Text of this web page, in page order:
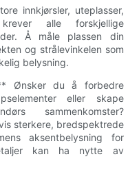
innkjørsler, uteplasser,
alle forskjellige
Å måle plassen din
og strålevinkelen som
belysning.
Ønsker du å forbedre
eller skape
sammenkomster?
sterkere, bredspektrede
aksentbelysning for
kan ha nytte av